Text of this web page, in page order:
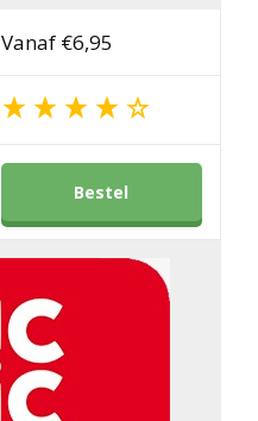
Vanaf €6,95
Bestel